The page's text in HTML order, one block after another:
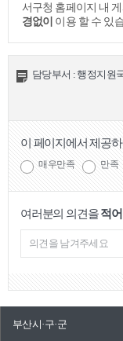
서구청 홈페이지 내
경없이 이용 할 수 있
담당부서 : 행정지원
이 페이지에서 제공
매우만족 만족
여러분의 의견을적
부산시·구·군